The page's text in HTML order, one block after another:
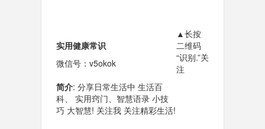
实用健康常识
微信号：v5okok
▲长按
二维码
“识别.”关
注
简介: 分享日常生活中 生活百
科、 实用窍门、智慧语录 小技
巧 大智慧! 关注我 关注精彩生活!